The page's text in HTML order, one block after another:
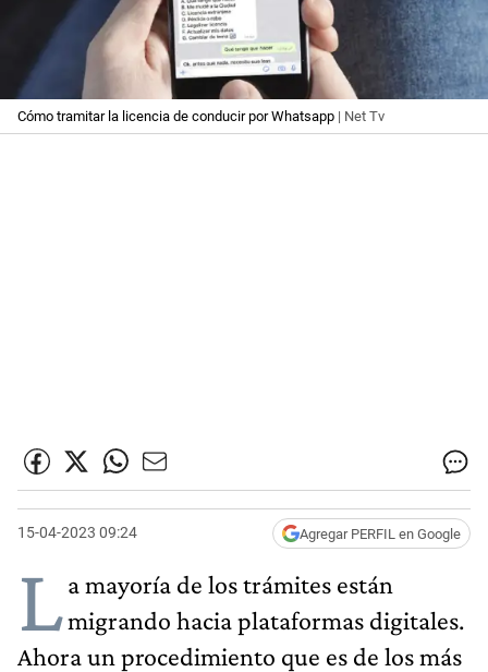
Cómo tramitar la licencia de conducir por Whatsapp | Net Tv
15-04-2023 09:24 Agregar PERFIL en Google
La mayoría de los trámites están
migrando hacia plataformas digitales.
Ahora un procedimiento que es de los más